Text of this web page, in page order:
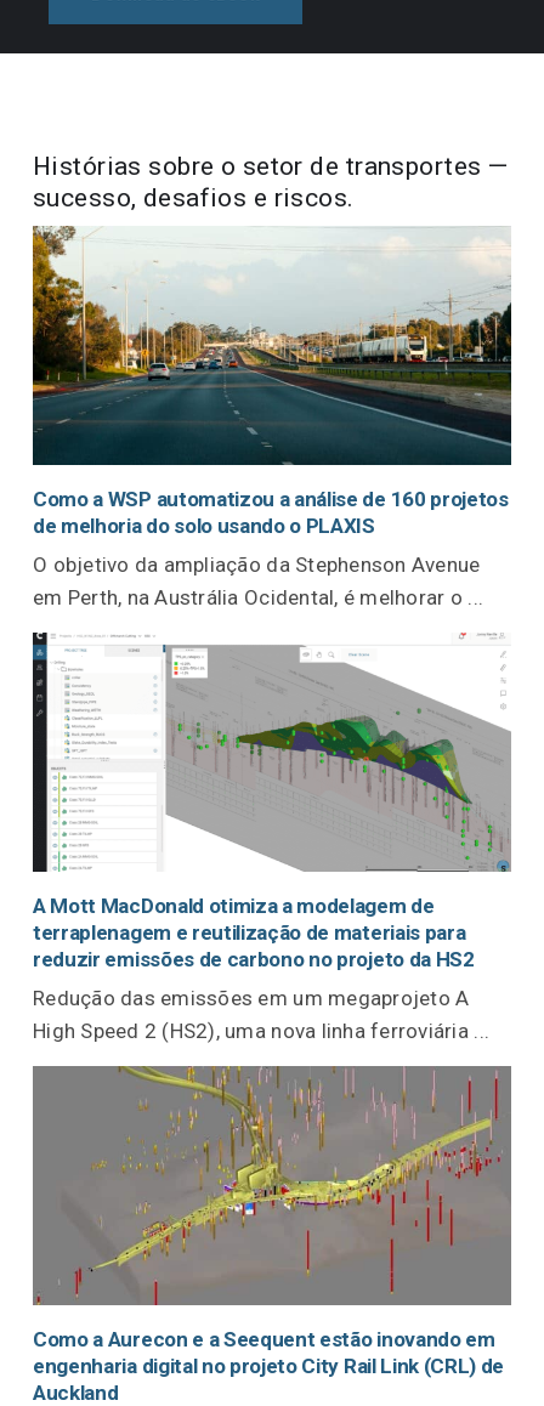
os fluxos de trabalho integrados.
solo e da transferência de calor e massa
em solos e em rochas.
Saiba mais
Histórias sobre o setor de transportes —
sucesso, desafios e riscos.
Como a WSP automatizou a análise de 160 projetos
de melhoria do solo usando o PLAXIS
O objetivo da ampliação da Stephenson Avenue
em Perth, na Austrália Ocidental, é melhorar o ...
A Mott MacDonald otimiza a modelagem de
terraplenagem e reutilização de materiais para
reduzir emissões de carbono no projeto da HS2
Redução das emissões em um megaprojeto A
High Speed 2 (HS2), uma nova linha ferroviária ...
Como a Aurecon e a Seequent estão inovando em
engenharia digital no projeto City Rail Link (CRL) de
Auckland